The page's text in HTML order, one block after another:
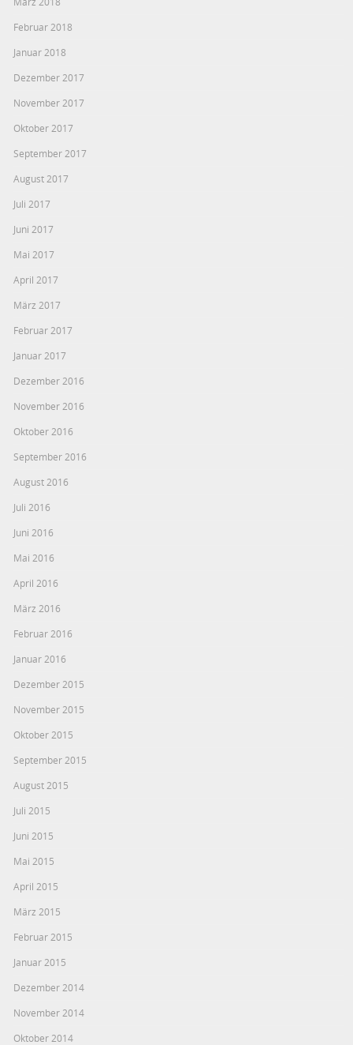
Februar 2018
Januar 2018
Dezember 2017
November 2017
Oktober 2017
September 2017
August 2017
Juli 2017
Juni 2017
Mai 2017
April 2017
März 2017
Februar 2017
Januar 2017
Dezember 2016
November 2016
Oktober 2016
September 2016
August 2016
Juli 2016
Juni 2016
Mai 2016
April 2016
März 2016
Februar 2016
Januar 2016
Dezember 2015
November 2015
Oktober 2015
September 2015
August 2015
Juli 2015
Juni 2015
Mai 2015
April 2015
März 2015
Februar 2015
Januar 2015
Dezember 2014
November 2014
Oktober 2014